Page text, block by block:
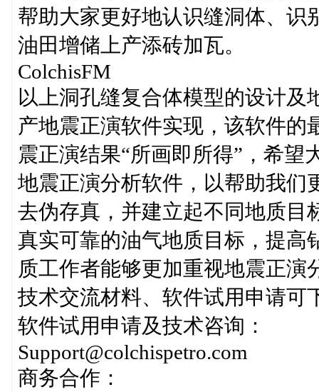
帮助大家更好地认识缝洞体、识
油田增储上产添砖加瓦。
ColchisFM
以上洞孔缝复合体模型的设计及
产地震正演软件实现，该软件的
震正演结果“所画即所得”，希望
地震正演分析软件，以帮助我们
去伪存真，并建立起不同地质目
真实可靠的油气地质目标，提高
质工作者能够更加重视地震正
技术交流材料、软件试用申请可
软件试用申请及技术咨询：
Support@colchispetro.com
商务合作：